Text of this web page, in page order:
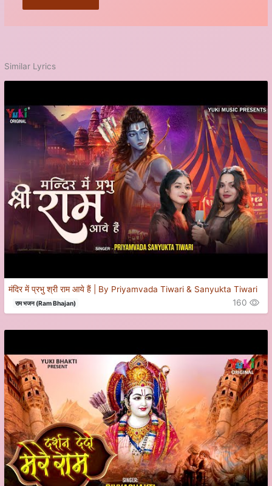
Similar Lyrics
मंदिर में प्रभु श्री राम आये हैं | By Priyamvada Tiwari & Sanyukta Tiwari
राम भजन (Ram Bhajan) 160